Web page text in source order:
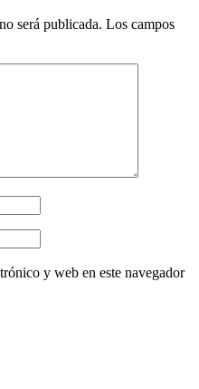
será publicada. Los campos
y web en este navegador